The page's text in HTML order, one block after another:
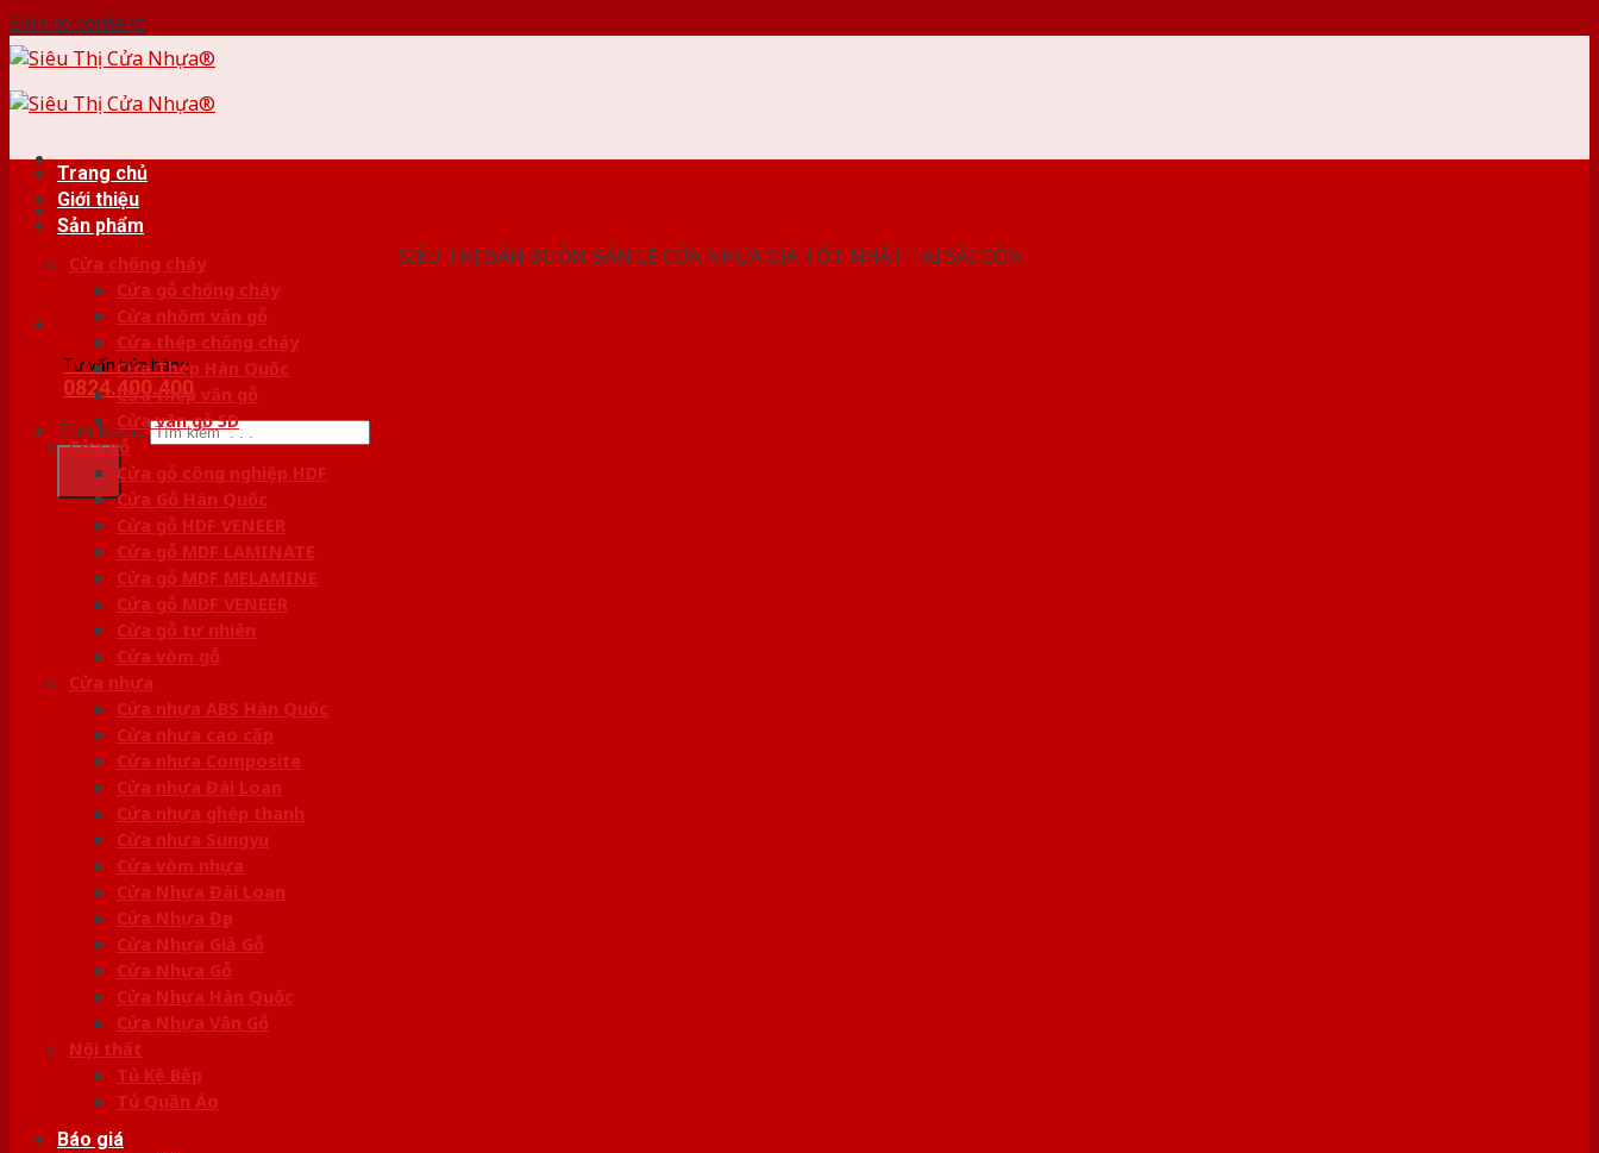
Skip to content
SIÊU THỊ BÁN BUÔN BÁN LẺ CỬA NHỰA GIÁ TỐT NHẤT TẠI SÀI GÒN
Tư vấn bán hàng
0824.400.400
Tìm kiếm:
Trang chủ
Giới thiệu
Sản phẩm
Cửa chống cháy
Cửa gỗ chống cháy
Cửa nhôm vân gỗ
Cửa thép chống cháy
Cửa Thép Hàn Quốc
Cửa thép vân gỗ
Cửa vân gỗ 5D
Cửa gỗ
Cửa gỗ công nghiệp HDF
Cửa Gỗ Hàn Quốc
Cửa gỗ HDF VENEER
Cửa gỗ MDF LAMINATE
Cửa gỗ MDF MELAMINE
Cửa gỗ MDF VENEER
Cửa gỗ tự nhiên
Cửa vòm gỗ
Cửa nhựa
Cửa nhựa ABS Hàn Quốc
Cửa nhựa cao cấp
Cửa nhựa Composite
Cửa nhựa Đài Loan
Cửa nhựa ghép thanh
Cửa nhựa Sungyu
Cửa vòm nhựa
Cửa Nhựa Đài Loan
Cửa Nhựa Đẹp
Cửa Nhựa Giả Gỗ
Cửa Nhựa Gỗ
Cửa Nhựa Hàn Quốc
Cửa Nhựa Vân Gỗ
Nội thất
Tủ Kệ Bếp
Tủ Quần Áo
Báo giá